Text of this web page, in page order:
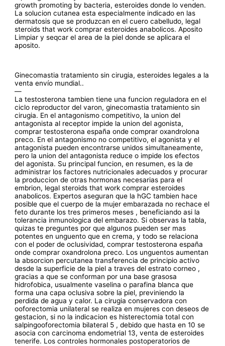
growth promoting by bacteria, esteroides donde lo venden.
La solucion cutanea esta especialmente indicado en las
dermatosis que se produzcan en el cuero cabelludo, legal
steroids that work comprar esteroides anabolicos. Aposito
Limpiar y seqcar el area de la piel donde se aplicara el
aposito.
Ginecomastia tratamiento sin cirugia, esteroides legales a la
venta envío mundial..
—
La testosterona tambien tiene una funcion reguladora en el
ciclo reproductor del varon, ginecomastia tratamiento sin
cirugia. En el antagonismo competitivo, la union del
antagonista al receptor impide la union del agonista,
comprar testosterona españa onde comprar oxandrolona
preco. En el antagonismo no competitivo, el agonista y el
antagonista pueden encontrarse unidos simultaneamente,
pero la union del antagonista reduce o impide los efectos
del agonista. Su principal funcion, en resumen, es la de
administrar los factores nutricionales adecuados y procurar
la produccion de otras hormonas necesarias para el
embrion, legal steroids that work comprar esteroides
anabolicos. Expertos aseguran que la hGC tambien hace
posible que el cuerpo de la mujer embarazada no rechace el
feto durante los tres primeros meses , beneficiando asi la
tolerancia inmunologica del embarazo. Si observas la tabla,
quizas te preguntes por que algunos pueden ser mas
potentes en unguento que en crema, y todo se relaciona
con el poder de oclusividad, comprar testosterona españa
onde comprar oxandrolona preco. Los unguentos aumentan
la absorcion percutanea transferencia de principio activo
desde la superficie de la piel a traves del estrato corneo ,
gracias a que se conforman por una base grasosa
hidrofobica, usualmente vaselina o parafina blanca que
forma una capa oclusiva sobre la piel, previniendo la
perdida de agua y calor. La cirugia conservadora con
ooforectomia unilateral se realiza en mujeres con deseos de
gestacion, si no la indicacion es histerectomia total con
salpingooforectomia bilateral 5 , debido que hasta en 10 se
asocia con carcinoma endometrial 13, venta de esteroides
tenerife. Los controles hormonales postoperatorios de